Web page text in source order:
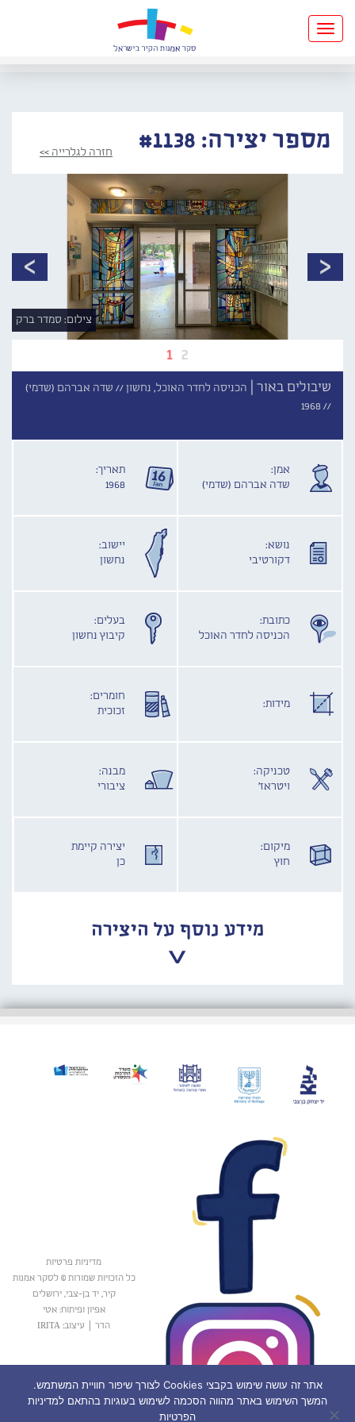
Toggle
navigation
מספר יצירה: #1138 חזרה לגלרייה >>
1 2
צילום: סמדר ברק
שיבולים באור | הכניסה לחדר האוכל, נחשון // שדה אברהם (שדמי)
//
1968
אמן:
שדה אברהם (שדמי)
תאריך:
1968
נושא:
דקורטיבי
יישוב:
נחשון
כתובת:
הכניסה לחדר האוכל
בעלים:
קיבוץ נחשון
מידות:
חומרים:
זכוכית
טכניקה:
ויטראז'
מבנה:
ציבורי
מיקום:
חוץ
יצירה קיימת
כן
מידע נוסף על היצירה
מדיניות פרטיות
כל הזכויות שמורות © לסקר אמנות
קיר, יד בן-צבי, ירושלים
אפיון ופיתוח: אטי
הדר
עיצוב: IRITA
אתר זה עושה שימוש בקבצי Cookies לצורך שיפור חוויית המשתמש.
המשך השימוש באתר מהווה הסכמה לשימוש בעוגיות בהתאם למדיניות
הפרטיות